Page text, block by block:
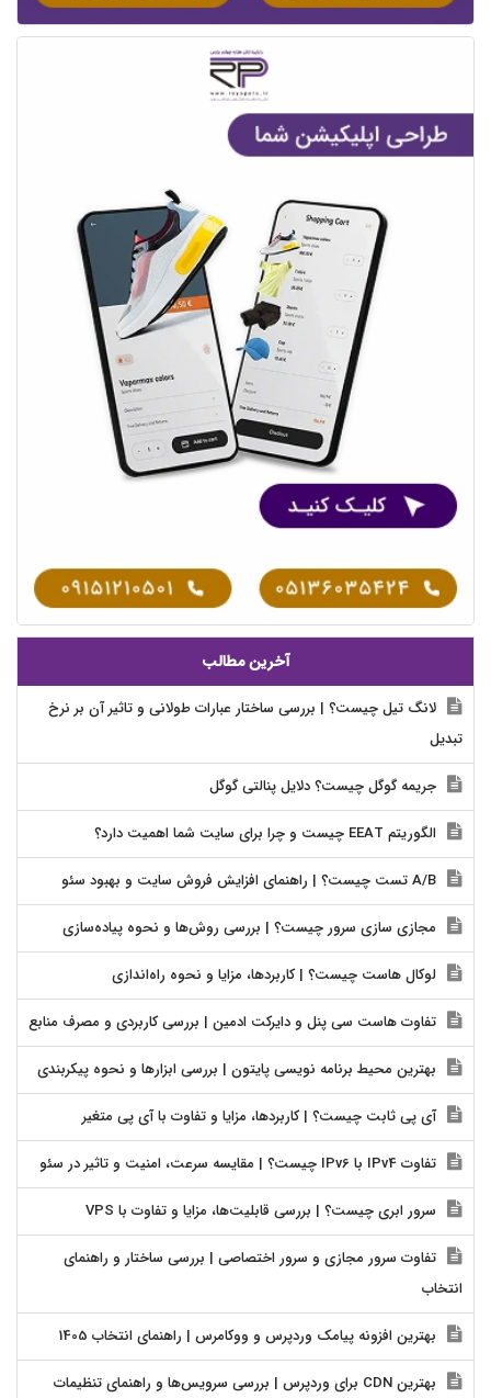
آخرین مطالب
لانگ تیل چیست؟ | بررسی ساختار عبارات طولانی و تاثیر آن بر نرخ
تبدیل
جریمه گوگل چیست؟ دلایل پنالتی گوگل
الگوریتم EEAT چیست و چرا برای سایت شما اهمیت دارد؟
مجازی سازی سرور چیست؟ | بررسی روش‌ها و نحوه پیاده‌سازی
لوکال هاست چیست؟ | کاربردها، مزایا و نحوه راه‌اندازی
تفاوت هاست سی پنل و دایرکت ادمین | بررسی کاربردی و مصرف منابع
بهترین محیط برنامه نویسی پایتون | بررسی ابزارها و نحوه پیکربندی
آی پی ثابت چیست؟ | کاربردها، مزایا و تفاوت با آی پی متغیر
تفاوت IPv4 با IPv6 چیست؟ | مقایسه سرعت، امنیت و تاثیر در سئو
سرور ابری چیست؟ | بررسی قابلیت‌ها، مزایا و تفاوت با VPS
تفاوت سرور مجازی و سرور اختصاصی | بررسی ساختار و راهنمای
انتخاب
بهترین افزونه پیامک وردپرس و ووکامرس | راهنمای انتخاب 1405
بهترین CDN برای وردپرس | بررسی سرویس‌ها و راهنمای تنظیمات